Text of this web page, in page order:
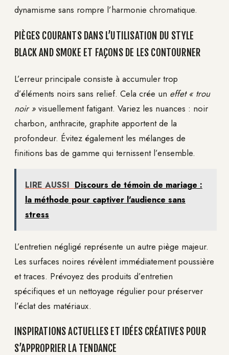
dynamisme sans rompre l’harmonie chromatique.
PIÈGES COURANTS DANS L’UTILISATION DU STYLE
BLACK AND SMOKE ET FAÇONS DE LES CONTOURNER
L’erreur principale consiste à accumuler trop
d’éléments noirs sans relief. Cela crée un effet « trou
noir » visuellement fatigant. Variez les nuances : noir
charbon, anthracite, graphite apportent de la
profondeur. Évitez également les mélanges de
finitions bas de gamme qui ternissent l’ensemble.
LIRE AUSSI Discours de témoin de mariage :
la méthode pour captiver l'audience sans
stress
L’entretien négligé représente un autre piège majeur.
Les surfaces noires révèlent immédiatement poussière
et traces. Prévoyez des produits d’entretien
spécifiques et un nettoyage régulier pour préserver
l’éclat des matériaux.
INSPIRATIONS ACTUELLES ET IDÉES CRÉATIVES POUR
S’APPROPRIER LA TENDANCE